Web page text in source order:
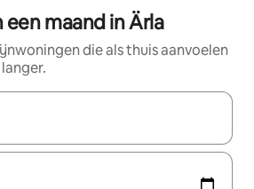
maand in Ärla
die als thuis aanvoelen
beschikbaar zijn, maak je een keuze